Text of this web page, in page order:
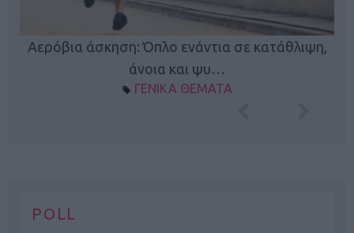
Αερόβια άσκηση: Όπλο ενάντια σε κατάθλιψη,
άνοια και ψυ…
ΓΕΝΙΚΑ ΘΕΜΑΤΑ
POLL